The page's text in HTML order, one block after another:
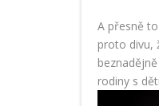
A přesně
proto divu,
rodiny s